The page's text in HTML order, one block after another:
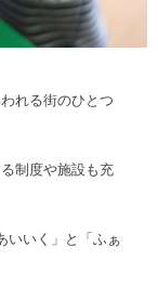
れる街のひとつ
制度や施設も充
いいく」と「ふぁ